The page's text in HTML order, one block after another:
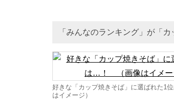
「みんなのランキング」が「
好きな「カップ焼きそば」に選ばれた
はイメージ）